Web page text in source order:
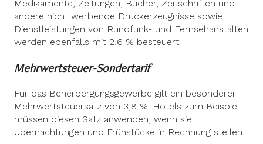
Medikamente, Zeitungen, Bücher, Zeitschriften und
andere nicht werbende Druckerzeugnisse sowie
Dienstleistungen von Rundfunk- und Fernsehanstalten
werden ebenfalls mit 2,6 % besteuert.
Mehrwertsteuer-Sondertarif
Für das Beherbergungsgewerbe gilt ein besonderer
Mehrwertsteuersatz von 3,8 %. Hotels zum Beispiel
müssen diesen Satz anwenden, wenn sie
Übernachtungen und Frühstücke in Rechnung stellen.